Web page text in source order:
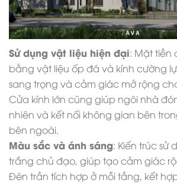
Sử dụng vật liệu hiện đại: Mặt tiền
bằng vật liệu ốp đá và kính cường
sang trọng và cảm giác mở rộng
Cửa kính lớn cũng giúp ngôi nhà
nhiên và kết nối không gian bên
bên ngoài.
Màu sắc và ánh sáng: Kiến trúc sử
trắng chủ đạo, giúp tạo cảm giác
Đèn trần tích hợp ở mỗi tầng, kết